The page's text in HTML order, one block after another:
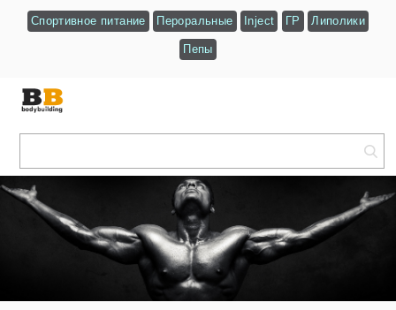
Спортивное питание Пероральные Inject ГР Липолики
Пепы